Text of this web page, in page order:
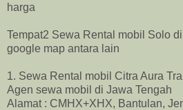
harga
Tempat2 Sewa Rental mobil Solo
google map antara lain
1. Sewa Rental mobil Citra Aura
Agen sewa mobil di Jawa Tengah
Alamat : CMHX+XHX, Bantulan,